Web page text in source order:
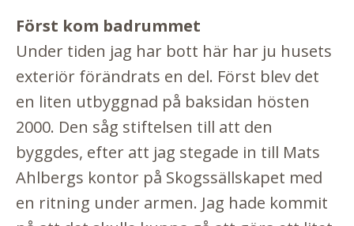
Först kom badrummet
Under tiden jag har bott här har ju husets
exteriör förändrats en del. Först blev det
en liten utbyggnad på baksidan hösten
2000. Den såg stiftelsen till att den
byggdes, efter att jag stegade in till Mats
Ahlbergs kontor på Skogssällskapet med
en ritning under armen. Jag hade kommit